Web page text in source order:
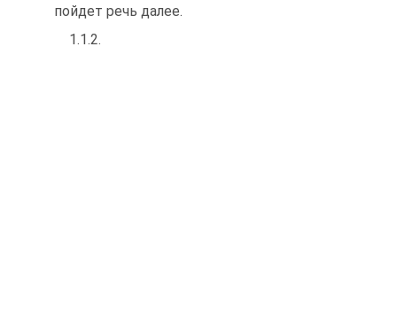
пойдет речь далее.
1.1.2.